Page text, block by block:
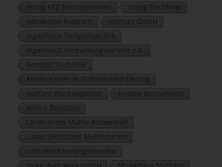
Höing KFZ-Meisterbetrieb
Höing Tischlerei
Hörakustik Raupach
Idenses GmbH
Ingenhorst Partyzeltverleih
Ingenhorst Verpackungsservice e.K.
Kemper Tischlerei
Kindergärten in Südlohn und Oeding
KipKom Werbeagentur
Kneipe Bennemann
Köhne Baustatik
Landhandel Mühle Böckenhoff
Lukas Deutsches Maklerforum
LVM-Versicherungsagentur